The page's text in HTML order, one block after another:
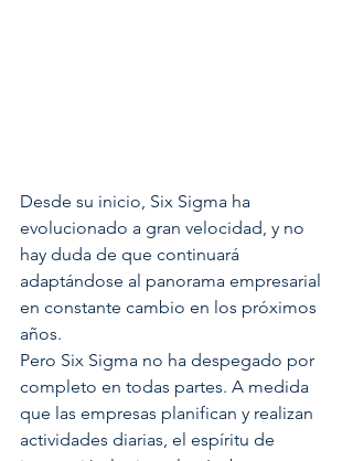
Desde su inicio, Six Sigma ha
evolucionado a gran velocidad, y no
hay duda de que continuará
adaptándose al panorama empresarial
en constante cambio en los próximos
años.
Pero Six Sigma no ha despegado por
completo en todas partes. A medida
que las empresas planifican y realizan
actividades diarias, el espíritu de